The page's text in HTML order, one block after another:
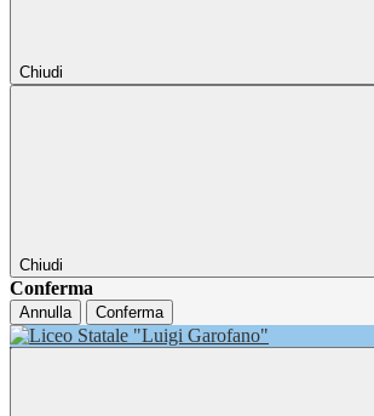
Chiudi
Chiudi
Conferma
Annulla Conferma